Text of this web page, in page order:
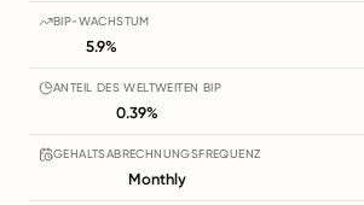
BIP-WACHSTUM
5.9%
ANTEIL DES WELTWEITEN BIP
0.39%
GEHALTSABRECHNUNGSFREQUENZ
Monthly